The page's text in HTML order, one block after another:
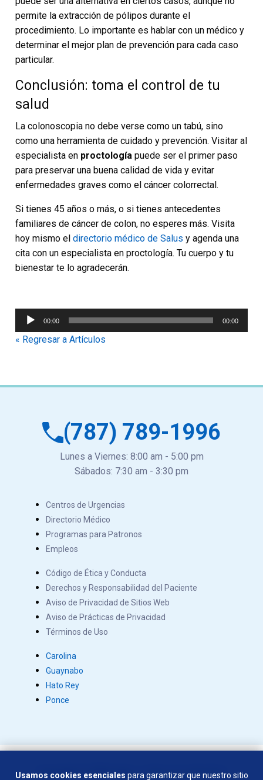
permite la extracción de pólipos durante el
procedimiento. Lo importante es hablar con un médico y
determinar el mejor plan de prevención para cada caso
particular.
Conclusión: toma el control de tu
salud
La colonoscopia no debe verse como un tabú, sino
como una herramienta de cuidado y prevención. Visitar al
especialista en proctología puede ser el primer paso
para preservar una buena calidad de vida y evitar
enfermedades graves como el cáncer colorrectal.
Si tienes 45 años o más, o si tienes antecedentes
familiares de cáncer de colon, no esperes más. Visita
hoy mismo el directorio médico de Salus y agenda una
cita con un especialista en proctología. Tu cuerpo y tu
bienestar te lo agradecerán.
Reproductor
audio
00:00 00:00
« Regresar a Artículos
(787) 789-1996
Lunes a Viernes: 8:00 am - 5:00 pm
Sábados: 7:30 am - 3:30 pm
Centros de Urgencias
Directorio Médico
Programas para Patronos
Empleos
Código de Ética y Conducta
Derechos y Responsabilidad del Paciente
Aviso de Privacidad de Sitios Web
Aviso de Prácticas de Privacidad
Términos de Uso
Carolina
Guaynabo
Hato Rey
Ponce
Copyright © 2026 Salus. Todos los derechos
Usamos cookies esenciales para garantizar que nuestro sitio